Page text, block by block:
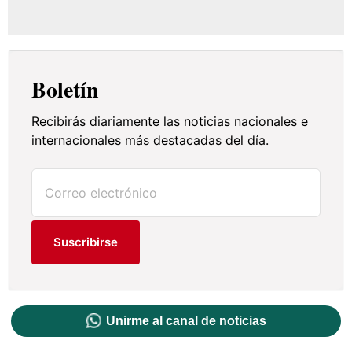
Boletín
Recibirás diariamente las noticias nacionales e
internacionales más destacadas del día.
Suscribirse
Unirme al canal de noticias